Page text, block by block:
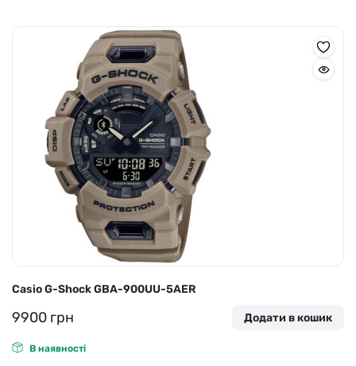
Casio G-Shock GBA-900UU-5AER
9900 грн Додати в кошик
В наявності